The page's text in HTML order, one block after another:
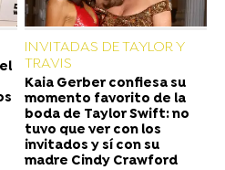
INVITADAS DE TAYLOR Y
TRAVIS
Kaia Gerber confiesa su
momento favorito de la
boda de Taylor Swift: no
tuvo que ver con los
invitados y sí con su
madre Cindy Crawford